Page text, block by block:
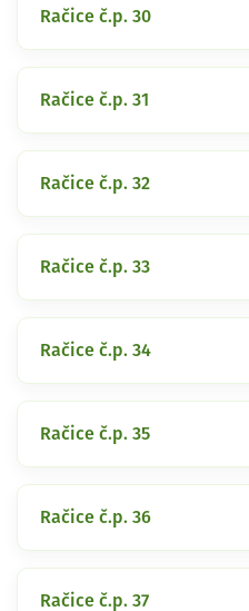
Račice č.p. 30
Račice č.p. 31
Račice č.p. 32
Račice č.p. 33
Račice č.p. 34
Račice č.p. 35
Račice č.p. 36
Račice č.p. 37